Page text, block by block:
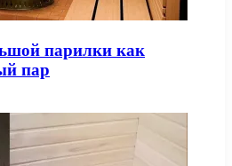
парилки как
пар